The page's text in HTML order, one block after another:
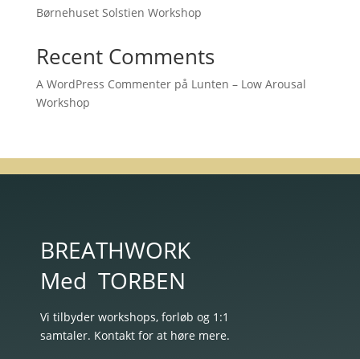
Børnehuset Solstien Workshop
Recent Comments
A WordPress Commenterpå Lunten – Low Arousal
Workshop
BREATHWORK
Med TORBEN
Vi tilbyder workshops, forløb og 1:1
samtaler. Kontakt for at høre mere.